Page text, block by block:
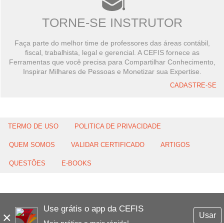
×
Use grátis o app da CEFIS
Usar
TORNE-SE INSTRUTOR
Faça parte do melhor time de professores das áreas contábil,
fiscal, trabalhista, legal e gerencial. A CEFIS fornece as
Ferramentas que você precisa para Compartilhar Conhecimento,
Inspirar Milhares de Pessoas e Monetizar sua Expertise.
CADASTRE-SE
TERMO DE USO POLITICA DE PRIVACIDADE
QUEM SOMOS VALIDAR CERTIFICADO ARTIGOS
QUESTÕES E-BOOKS